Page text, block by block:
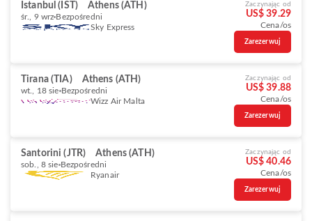
Istanbul (IST) Athens (ATH)
śr., 9 wrz Bezpośredni
Sky Express
Zaczynając od
US$ 39.29
Cena/os
Zarezerwuj
Tirana (TIA) Athens (ATH)
wt., 18 sie Bezpośredni
Wizz Air Malta
Zaczynając od
US$ 39.88
Cena/os
Zarezerwuj
Santorini (JTR) Athens (ATH)
sob., 8 sie Bezpośredni
Ryanair
Zaczynając od
US$ 40.46
Cena/os
Zarezerwuj